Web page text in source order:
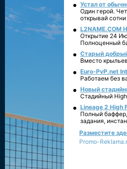
Устал от
Один герой.
открывай
L2NAME.COM
Открытие 24
Полноценный
Старый
Вместо
Euro-PvP.net
Работаем без
Новый
Стадийный
Lineage 2 High
Полный
задания,
Разместите
Promo-